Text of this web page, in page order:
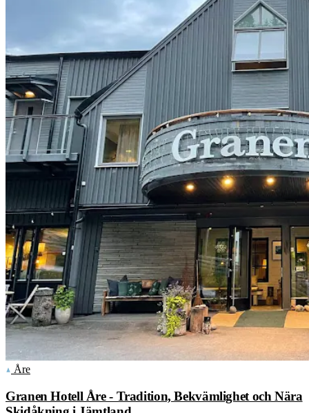
Åre
Granen Hotell Åre - Tradition, Bekvämlighet och Nära